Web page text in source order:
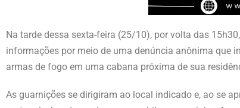
Na tarde dessa sexta-feira (25/10), por volta das
informações por meio de uma denúncia anônima que
armas de fogo em uma cabana próxima de sua
As guarnições se dirigiram ao local indicado e, ao se